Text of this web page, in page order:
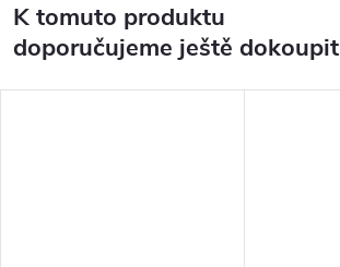
K tomuto produktu
doporučujeme ještě dokoupit